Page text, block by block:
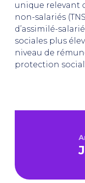
unique relevant
non-salariés
d’assimilé-
sociales plus
niveau de
protection